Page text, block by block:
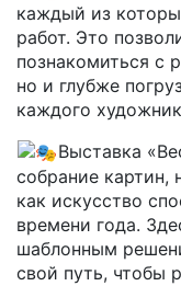
каждый из
работ. Это
познакомиться с
но и глубже
каждого
Выставка
собрание картин,
как искусство
времени года.
шаблонным
свой путь, чтобы